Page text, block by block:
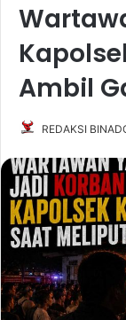
Ambil
REDAKSI